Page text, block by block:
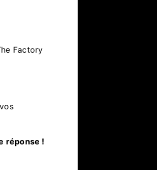
Factory
réponse !